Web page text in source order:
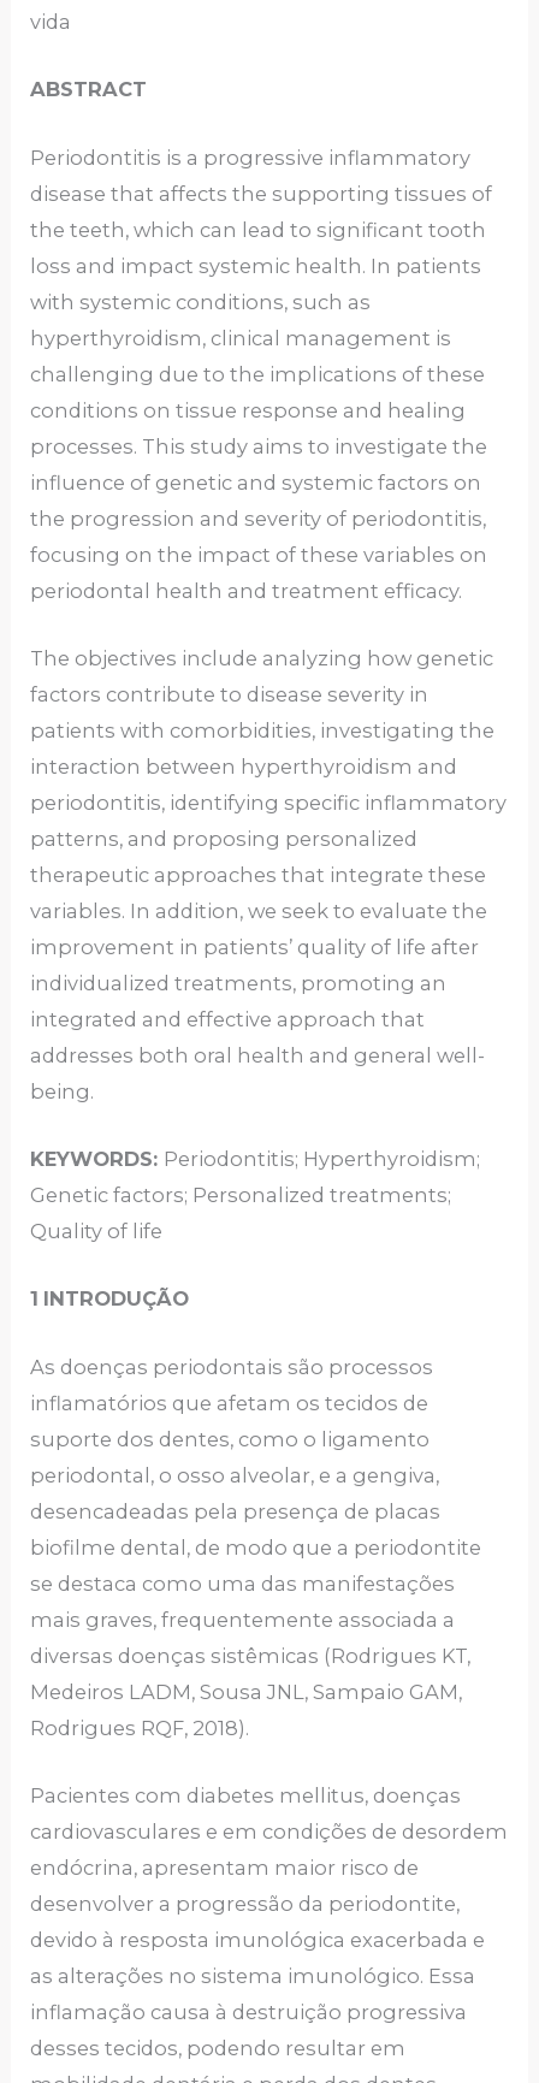
vida
ABSTRACT
Periodontitis is a progressive inflammatory
disease that affects the supporting tissues of
the teeth, which can lead to significant tooth
loss and impact systemic health. In patients
with systemic conditions, such as
hyperthyroidism, clinical management is
challenging due to the implications of these
conditions on tissue response and healing
processes. This study aims to investigate the
influence of genetic and systemic factors on
the progression and severity of periodontitis,
focusing on the impact of these variables on
periodontal health and treatment efficacy.
The objectives include analyzing how genetic
factors contribute to disease severity in
patients with comorbidities, investigating the
interaction between hyperthyroidism and
periodontitis, identifying specific inflammatory
patterns, and proposing personalized
therapeutic approaches that integrate these
variables. In addition, we seek to evaluate the
improvement in patients’ quality of life after
individualized treatments, promoting an
integrated and effective approach that
addresses both oral health and general well-
being.
KEYWORDS: Periodontitis; Hyperthyroidism;
Genetic factors; Personalized treatments;
Quality of life
1 INTRODUÇÃO
As doenças periodontais são processos
inflamatórios que afetam os tecidos de
suporte dos dentes, como o ligamento
periodontal, o osso alveolar, e a gengiva,
desencadeadas pela presença de placas
biofilme dental, de modo que a periodontite
se destaca como uma das manifestações
mais graves, frequentemente associada a
diversas doenças sistêmicas (Rodrigues KT,
Medeiros LADM, Sousa JNL, Sampaio GAM,
Rodrigues RQF, 2018).
Pacientes com diabetes mellitus, doenças
cardiovasculares e em condições de desordem
endócrina, apresentam maior risco de
desenvolver a progressão da periodontite,
devido à resposta imunológica exacerbada e
as alterações no sistema imunológico. Essa
inflamação causa à destruição progressiva
desses tecidos, podendo resultar em